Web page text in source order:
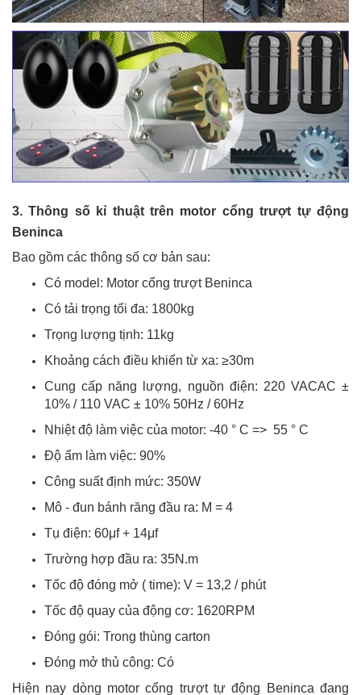
3. Thông số kỉ thuật trên motor cổng trượt tự động
Beninca
Bao gồm các thông số cơ bản sau:
Có model: Motor cổng trượt Beninca
Có tải trọng tối đa: 1800kg
Trọng lượng tịnh: 11kg
Khoảng cách điều khiển từ xa: ≥30m
Cung cấp năng lượng, nguồn điện: 220 VACAC ±
10% / 110 VAC ± 10% 50Hz / 60Hz
Nhiệt độ làm việc của motor: -40 ° C => 55 ° C
Độ ẩm làm việc: 90%
Công suất định mức: 350W
Mô - đun bánh răng đầu ra: M = 4
Tụ điện: 60μf + 14μf
Trường hợp đầu ra: 35N.m
Tốc độ đóng mở ( time): V = 13,2 / phút
Tốc độ quay của động cơ: 1620RPM
Đóng gói: Trong thùng carton
Đóng mở thủ công: Có
Hiện nay dòng motor cổng trượt tự động Beninca đang